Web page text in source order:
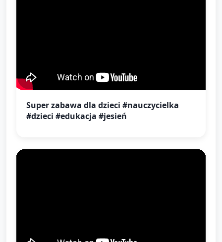
Super zabawa dla dzieci #nauczycielka
#dzieci #edukacja #jesień